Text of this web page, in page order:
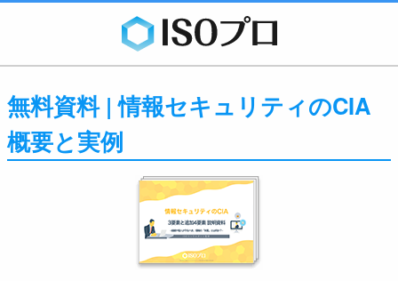
無料資料 | 情報セキュリティのCIA
概要と実例